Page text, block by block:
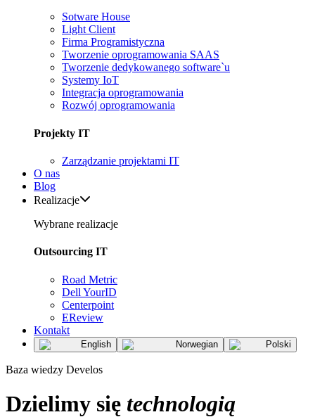
Sotware House
Light Client
Firma Programistyczna
Tworzenie oprogramowania SAAS
Tworzenie dedykowanego software`u
Systemy IoT
Integracja oprogramowania
Rozwój oprogramowania
Projekty IT
Zarządzanie projektami IT
O nas
Blog
Realizacje
Wybrane realizacje
Outsourcing IT
Road Metric
Dell YourID
Centerpoint
EReview
Kontakt
English Norwegian Polski
Baza wiedzy Develos
Dzielimy się technologią